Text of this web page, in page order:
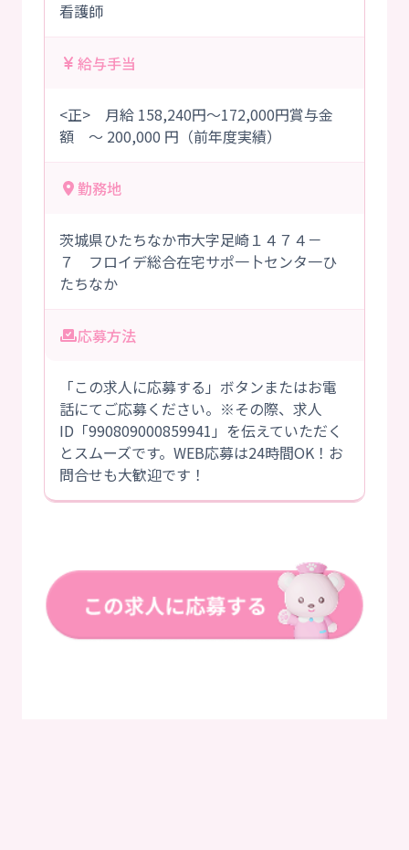
看護師
給与手当
<正> 月給 158,240円～172,000円賞与金
額 ～ 200,000 円（前年度実績）
勤務地
茨城県ひたちなか市大字足崎１４７４－
７ フロイデ総合在宅サポ一卜センタ一ひ
たちなか
応募方法
「この求人に応募する」ボタンまたはお電
話にてご応募ください。※その際、求人
ID「990809000859941」を伝えていただく
とスムーズです。WEB応募は24時間OK！お
問合せも大歓迎です！